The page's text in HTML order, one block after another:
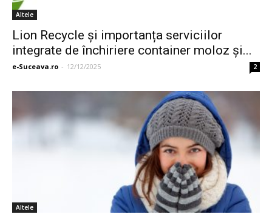
Altele
Lion Recycle și importanța serviciilor
integrate de închiriere container moloz și...
e-Suceava.ro - 12/12/2025 2
Altele